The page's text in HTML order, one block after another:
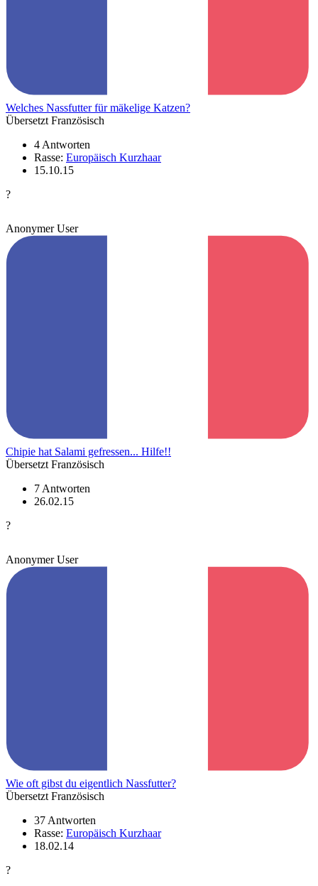
Welches Nassfutter für mäkelige Katzen?
Übersetzt Französisch
4 Antworten
Rasse: Europäisch Kurzhaar
15.10.15
?
Anonymer User
Chipie hat Salami gefressen... Hilfe!!
Übersetzt Französisch
7 Antworten
26.02.15
?
Anonymer User
Wie oft gibst du eigentlich Nassfutter?
Übersetzt Französisch
37 Antworten
Rasse: Europäisch Kurzhaar
18.02.14
?